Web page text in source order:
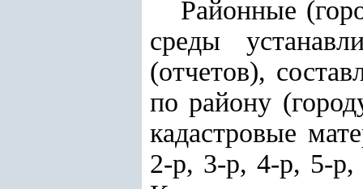
Районные
среды
(отчетов),
по району
кадастровые
2-р, 3-р, 4-р, 5-р,